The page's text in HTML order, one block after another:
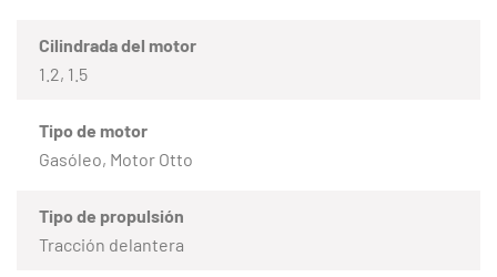
Cilindrada del motor
1.2, 1.5
Tipo de motor
Gasóleo, Motor Otto
Tipo de propulsión
Tracción delantera